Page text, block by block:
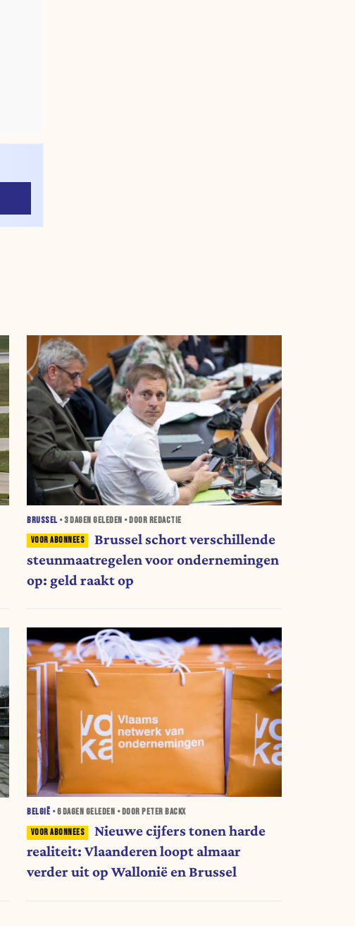
BRUSSEL •3 DAGEN GELEDEN • DOOR REDACTIE
Brussel schort verschillende
steunmaatregelen voor ondernemingen
op: geld raakt op
BELGIË •6 DAGEN GELEDEN • DOOR PETER BACKX
Nieuwe cijfers tonen harde
realiteit: Vlaanderen loopt almaar
verder uit op Wallonië en Brussel